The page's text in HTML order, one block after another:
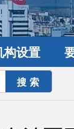
构设置